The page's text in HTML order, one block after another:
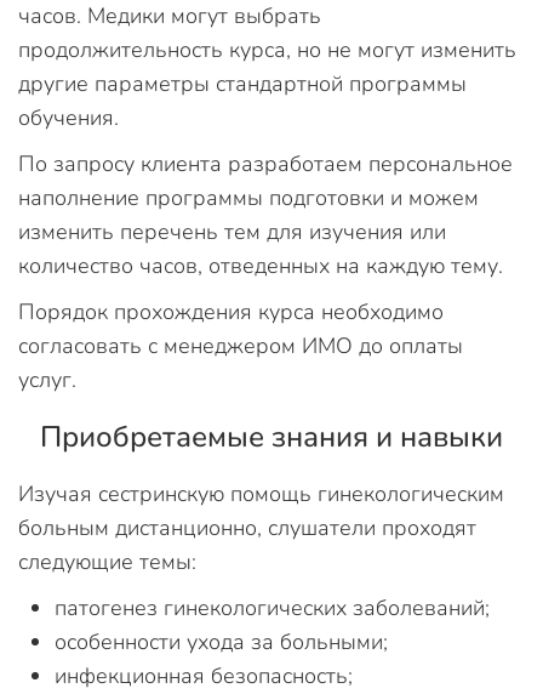
часов. Медики могут выбрать
продолжительность курса, но не могут изменить
другие параметры стандартной программы
обучения.
По запросу клиента разработаем персональное
наполнение программы подготовки и можем
изменить перечень тем для изучения или
количество часов, отведенных на каждую тему.
Порядок прохождения курса необходимо
согласовать с менеджером ИМО до оплаты
услуг.
Приобретаемые знания и навыки
Изучая сестринскую помощь гинекологическим
больным дистанционно, слушатели проходят
следующие темы:
патогенез гинекологических заболеваний;
особенности ухода за больными;
инфекционная безопасность;